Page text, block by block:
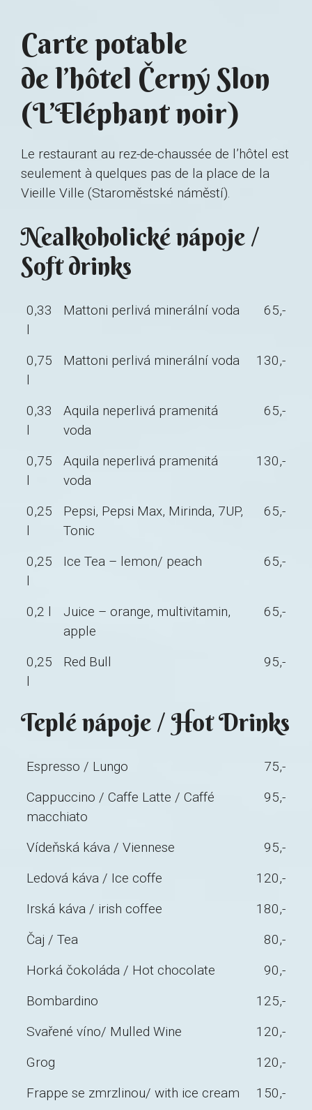
Carte potable
de l’hôtel Černý Slon
(L’Eléphant noir)
Le restaurant au rez-de-chaussée de l’hôtel est
seulement à quelques pas de la place de la
Vieille Ville (Staroměstské náměstí).
Nealkoholické nápoje /
Soft drinks
0,33
l
Mattoni perlivá minerální voda 65,-
0,75
l
Mattoni perlivá minerální voda 130,-
0,33
l
Aquila neperlivá pramenitá
voda
65,-
0,75
l
Aquila neperlivá pramenitá
voda
130,-
0,25
l
Pepsi, Pepsi Max, Mirinda, 7UP,
Tonic
65,-
0,25
l
Ice Tea – lemon/ peach 65,-
0,2 l
Juice – orange, multivitamin,
apple
65,-
0,25
l
Red Bull 95,-
Teplé nápoje / Hot Drinks
Espresso / Lungo
75,-
Cappuccino / Caffe Latte / Caffé
macchiato
95,-
Vídeňská káva / Viennese
95,-
Ledová káva / Ice coffe
120,-
Irská káva / irish coffee
180,-
Čaj / Tea
80,-
Horká čokoláda / Hot chocolate
90,-
Bombardino
125,-
Svařené víno/ Mulled Wine
120,-
Grog
120,-
Frappe se zmrzlinou/ with ice cream
150,-